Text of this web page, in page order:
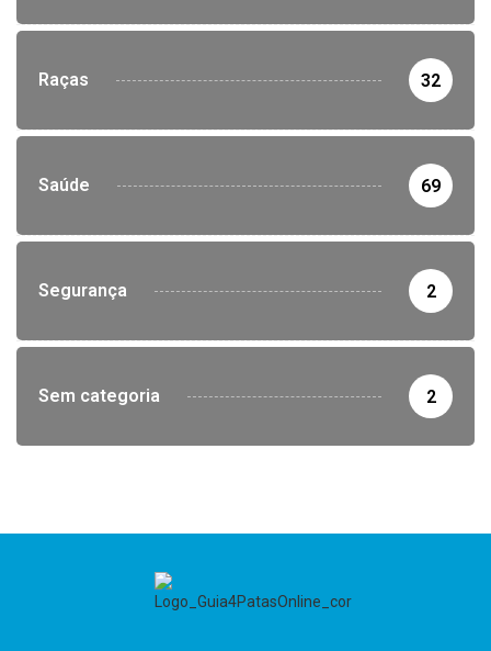
Raças 32
Saúde 69
Segurança 2
Sem categoria 2